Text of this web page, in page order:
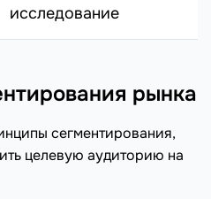
исследование
рынка
сегментирования,
целевую аудиторию на